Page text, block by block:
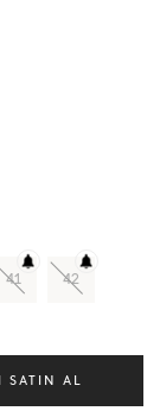
41 42